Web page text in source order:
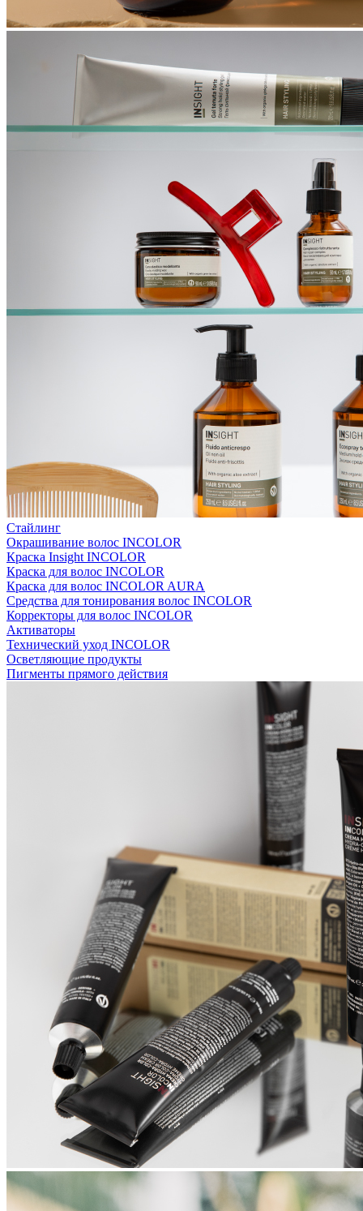
Стайлинг
Окрашивание волос INCOLOR
Краска Insight INCOLOR
Краска для волос INCOLOR
Краска для волос INCOLOR AURA
Средства для тонирования волос INCOLOR
Корректоры для волос INCOLOR
Активаторы
Технический уход INCOLOR
Осветляющие продукты
Пигменты прямого действия